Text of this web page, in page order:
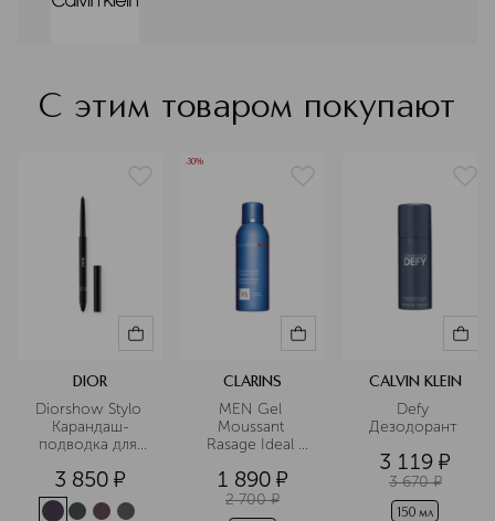
Подробнее
С этим товаром покупают
DIOR
Diorshow Stylo
Карандаш-
подводка для
3 850 ¤
-30%
CLARINS
MEN Gel
Moussant
Rasage Ideal
для бритья
1 890 ¤
2 700 ¤
CALVIN KLEIN
Defy
3 119 ¤
3 670 ¤
150 мл